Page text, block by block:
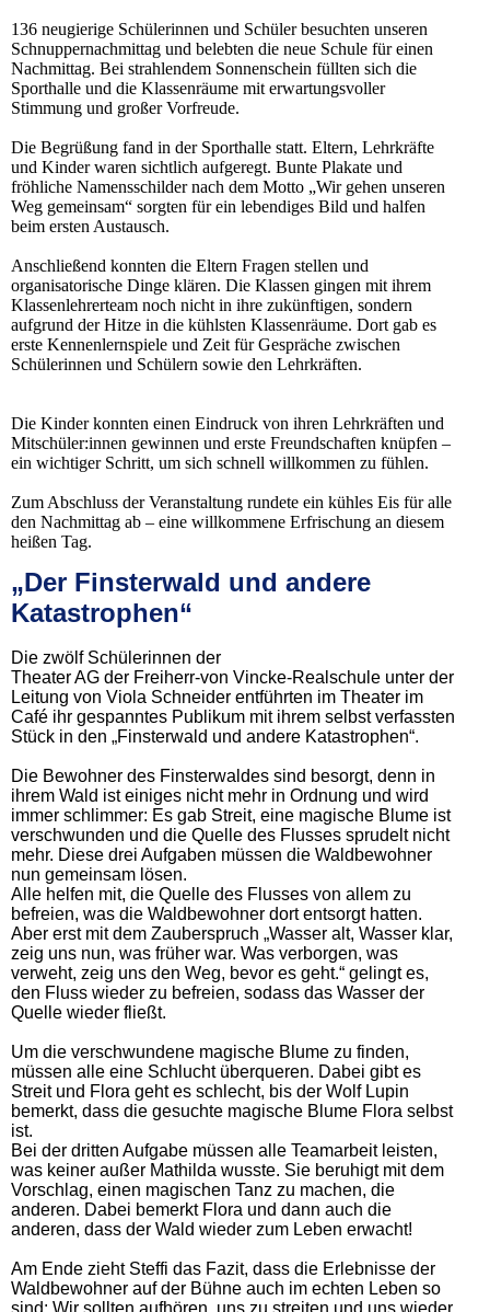
136 neugierige Schülerinnen und Schüler besuchten unseren
Schnuppernachmittag und belebten die neue Schule für einen
Nachmittag. Bei strahlendem Sonnenschein füllten sich die
Sporthalle und die Klassenräume mit erwartungsvoller
Stimmung und großer Vorfreude.
Die Begrüßung fand in der Sporthalle statt. Eltern, Lehrkräfte
und Kinder waren sichtlich aufgeregt. Bunte Plakate und
fröhliche Namensschilder nach dem Motto „Wir gehen unseren
Weg gemeinsam“ sorgten für ein lebendiges Bild und halfen
beim ersten Austausch.
Anschließend konnten die Eltern Fragen stellen und
organisatorische Dinge klären. Die Klassen gingen mit ihrem
Klassenlehrerteam noch nicht in ihre zukünftigen, sondern
aufgrund der Hitze in die kühlsten Klassenräume. Dort gab es
erste Kennenlernspiele und Zeit für Gespräche zwischen
Schülerinnen und Schülern sowie den Lehrkräften.
Die Kinder konnten einen Eindruck von ihren Lehrkräften und
Mitschüler:innen gewinnen und erste Freundschaften knüpfen –
ein wichtiger Schritt, um sich schnell willkommen zu fühlen.
Zum Abschluss der Veranstaltung rundete ein kühles Eis für alle
den Nachmittag ab – eine willkommene Erfrischung an diesem
heißen Tag.
„Der Finsterwald und andere
Katastrophen“
Die zwölf Schülerinnen der
Theater AG der Freiherr-von Vincke-Realschule unter der
Leitung von Viola Schneider entführten im Theater im
Café ihr gespanntes Publikum mit ihrem selbst verfassten
Stück in den „Finsterwald und andere Katastrophen“.
Die Bewohner des Finsterwaldes sind besorgt, denn in
ihrem Wald ist einiges nicht mehr in Ordnung und wird
immer schlimmer: Es gab Streit, eine magische Blume ist
verschwunden und die Quelle des Flusses sprudelt nicht
mehr. Diese drei Aufgaben müssen die Waldbewohner
nun gemeinsam lösen.
Alle helfen mit, die Quelle des Flusses von allem zu
befreien, was die Waldbewohner dort entsorgt hatten.
Aber erst mit dem Zauberspruch „Wasser alt, Wasser klar,
zeig uns nun, was früher war. Was verborgen, was
verweht, zeig uns den Weg, bevor es geht.“ gelingt es,
den Fluss wieder zu befreien, sodass das Wasser der
Quelle wieder fließt.
Um die verschwundene magische Blume zu finden,
müssen alle eine Schlucht überqueren. Dabei gibt es
Streit und Flora geht es schlecht, bis der Wolf Lupin
bemerkt, dass die gesuchte magische Blume Flora selbst
ist.
Bei der dritten Aufgabe müssen alle Teamarbeit leisten,
was keiner außer Mathilda wusste. Sie beruhigt mit dem
Vorschlag, einen magischen Tanz zu machen, die
anderen. Dabei bemerkt Flora und dann auch die
anderen, dass der Wald wieder zum Leben erwacht!
Am Ende zieht Steffi das Fazit, dass die Erlebnisse der
Waldbewohner auf der Bühne auch im echten Leben so
sind: Wir sollten aufhören, uns zu streiten und uns wieder